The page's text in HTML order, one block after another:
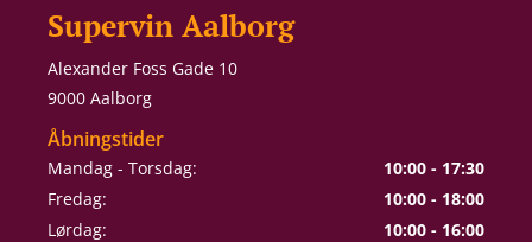
Supervin Aalborg
Alexander Foss Gade 10
9000 Aalborg
Åbningstider
Mandag - Torsdag:
10:00 - 17:30
Fredag:
10:00 - 18:00
Lørdag:
10:00 - 16:00